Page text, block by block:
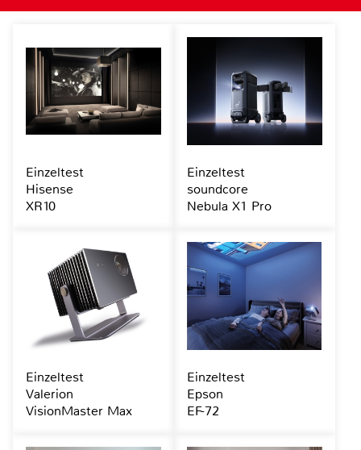
Einzeltest
Hisense
XR10
Einzeltest
soundcore
Nebula X1 Pro
Einzeltest
Valerion
VisionMaster Max
Einzeltest
Epson
EF-72